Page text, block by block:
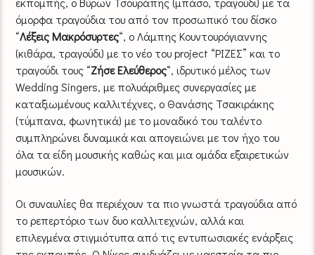
όμορφα τραγούδια του από τον προσωπικό του δίσκο
“Λέξεις Μακρόσυρτες“, ο Λάμπης Κουντουρόγιαννης
(κιθάρα, τραγούδι) με το νέο του project “ΡΙΖΕΣ” και το
τραγούδι τους “Ζήσε Ελεύθερος“, ιδρυτικό μέλος των
Wedding Singers, με πολυάριθμες συνεργασίες με
καταξιωμένους καλλιτέχνες, ο Θανάσης Τσακιράκης
(τύμπανα, φωνητικά) με το μοναδικό του ταλέντο
συμπληρώνει δυναμικά και απογειώνει με τον ήχο του
όλα τα είδη μουσικής καθώς και μια ομάδα εξαιρετικών
μουσικών.
Οι συναυλίες θα περιέχουν τα πιο γνωστά τραγούδια από
το ρεπερτόριο των δυο καλλιτεχνών, αλλά και
επιλεγμένα στιγμιότυπα από τις εντυπωσιακές ενάρξεις